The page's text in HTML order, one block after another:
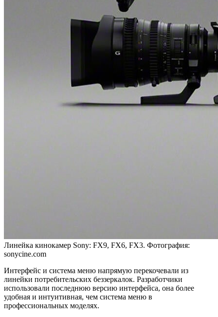
Линейка кинокамер Sony: FX9, FX6, FX3. Фотография:
sonycine.com
Интерфейс и система меню напрямую перекочевали из
линейки потребительских беззеркалок. Разработчики
использовали последнюю версию интерфейса, она более
удобная и интуитивная, чем система меню в
профессиональных моделях.